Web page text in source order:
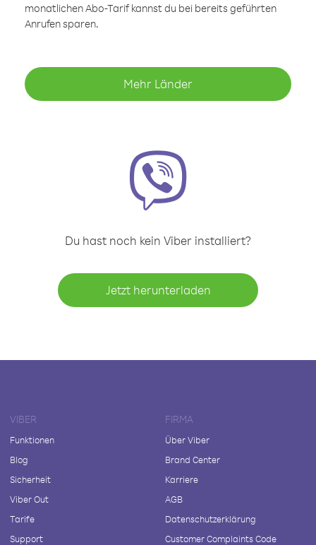
monatlichen Abo-Tarif kannst du bei bereits geführten
Anrufen sparen.
Mehr Länder
Du hast noch kein Viber installiert?
Jetzt herunterladen
VIBER
Funktionen
Blog
Sicherheit
Viber Out
Tarife
Support
FIRMA
Über Viber
Brand Center
Karriere
AGB
Datenschutzerklärung
Customer Complaints Code